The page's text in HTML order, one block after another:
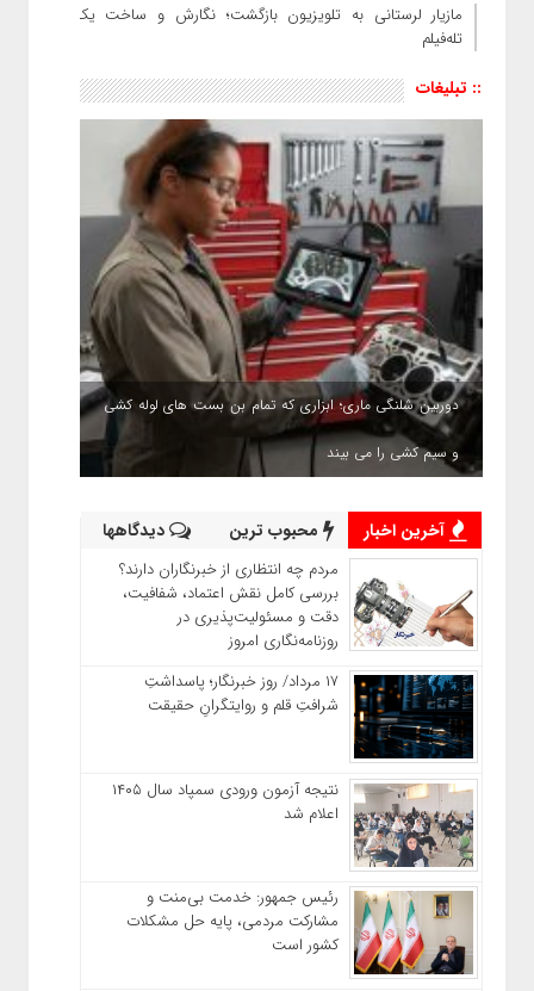
مازیار لرستانی به تلویزیون بازگشت؛ نگارش و ساخت یک
تله‌فیلم
:: تبلیغات
دوربین شلنگی ماری؛ ابزاری که تمام بن بست های لوله کشی
و سیم کشی را می بیند
آخرین اخبار محبوب ترین دیدگاهها
مردم چه انتظاری از خبرنگاران دارند؟
بررسی کامل نقش اعتماد، شفافیت،
دقت و مسئولیت‌پذیری در
روزنامه‌نگاری امروز
۱۷ مرداد/ روز خبرنگار؛ پاسداشتِ
شرافتِ قلم و روایتگرانِ حقیقت
نتیجه آزمون ورودی سمپاد سال ۱۴۰۵
اعلام شد
رئیس جمهور: خدمت بی‌منت و
مشارکت مردمی، پایه حل مشکلات
کشور است